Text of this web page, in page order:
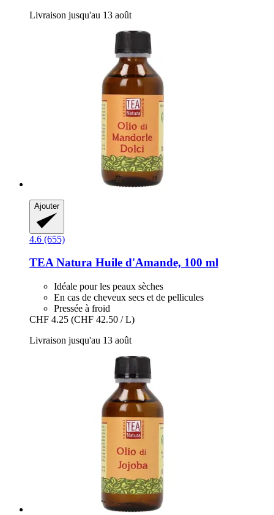
Livraison jusqu'au 13 août
Ajouter
4.6 (655)
TEA Natura Huile d'Amande, 100 ml
Idéale pour les peaux sèches
En cas de cheveux secs et de pellicules
Pressée à froid
CHF 4.25 (CHF 42.50 / L)
Livraison jusqu'au 13 août